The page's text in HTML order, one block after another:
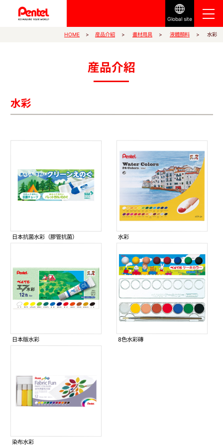
Global site
HOME 産品介紹 畫材用具 液體顏料 水彩
産品介紹
水彩
日本抗菌水彩（膠管抗菌） 水彩
日本版水彩 8色水彩磚
染布水彩